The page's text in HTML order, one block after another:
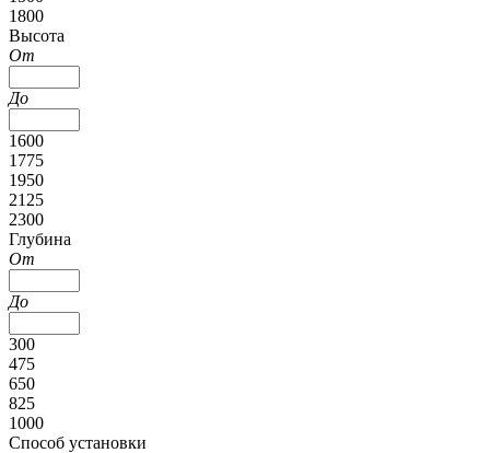
1800
Высота
От
До
1600
1775
1950
2125
2300
Глубина
От
До
300
475
650
825
1000
Способ установки